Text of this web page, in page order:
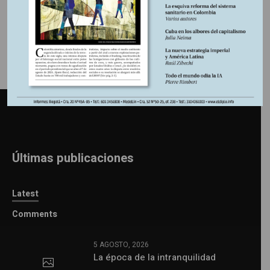
Últimas publicaciones
Latest
Comments
5 AGOSTO, 2026
La época de la intranquilidad